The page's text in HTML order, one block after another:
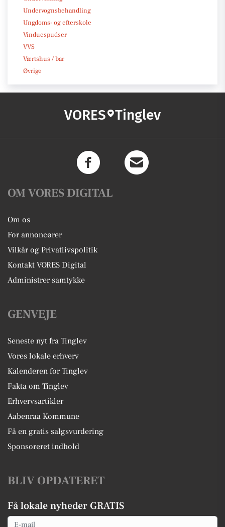
Undervognsbehandling
Ungdoms- og efterskole
Vinduespudser
VVS
Værtshus / bar
Øvrige
VORES Tinglev
OM VORES DIGITAL
Om os
For annoncører
Vilkår og Privatlivspolitik
Kontakt VORES Digital
Administrer samtykke
GENVEJE
Seneste nyt fra Tinglev
Vores lokale erhverv
Kalenderen for Tinglev
Fakta om Tinglev
Erhvervsartikler
Aabenraa Kommune
Få en gratis salgsvurdering
Sponsoreret indhold
BLIV OPDATERET
Få lokale nyheder GRATIS
Email